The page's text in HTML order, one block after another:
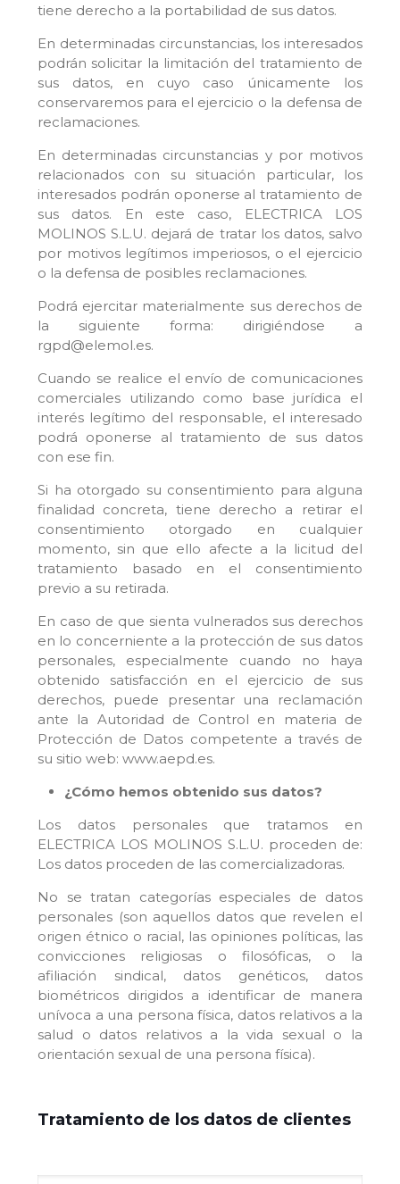
tiene derecho a la portabilidad de sus datos.
En determinadas circunstancias, los interesados
podrán solicitar la limitación del tratamiento de
sus datos, en cuyo caso únicamente los
conservaremos para el ejercicio o la defensa de
reclamaciones.
En determinadas circunstancias y por motivos
relacionados con su situación particular, los
interesados podrán oponerse al tratamiento de
sus datos. En este caso, ELECTRICA LOS
MOLINOS S.L.U. dejará de tratar los datos, salvo
por motivos legítimos imperiosos, o el ejercicio
o la defensa de posibles reclamaciones.
Podrá ejercitar materialmente sus derechos de
la siguiente forma: dirigiéndose a
rgpd@elemol.es.
Cuando se realice el envío de comunicaciones
comerciales utilizando como base jurídica el
interés legítimo del responsable, el interesado
podrá oponerse al tratamiento de sus datos
con ese fin.
Si ha otorgado su consentimiento para alguna
finalidad concreta, tiene derecho a retirar el
consentimiento otorgado en cualquier
momento, sin que ello afecte a la licitud del
tratamiento basado en el consentimiento
previo a su retirada.
En caso de que sienta vulnerados sus derechos
en lo concerniente a la protección de sus datos
personales, especialmente cuando no haya
obtenido satisfacción en el ejercicio de sus
derechos, puede presentar una reclamación
ante la Autoridad de Control en materia de
Protección de Datos competente a través de
su sitio web: www.aepd.es.
¿Cómo hemos obtenido sus datos?
Los datos personales que tratamos en
ELECTRICA LOS MOLINOS S.L.U. proceden de:
Los datos proceden de las comercializadoras.
No se tratan categorías especiales de datos
personales (son aquellos datos que revelen el
origen étnico o racial, las opiniones políticas, las
convicciones religiosas o filosóficas, o la
afiliación sindical, datos genéticos, datos
biométricos dirigidos a identificar de manera
unívoca a una persona física, datos relativos a la
salud o datos relativos a la vida sexual o la
orientación sexual de una persona física).
Tratamiento de los datos de clientes